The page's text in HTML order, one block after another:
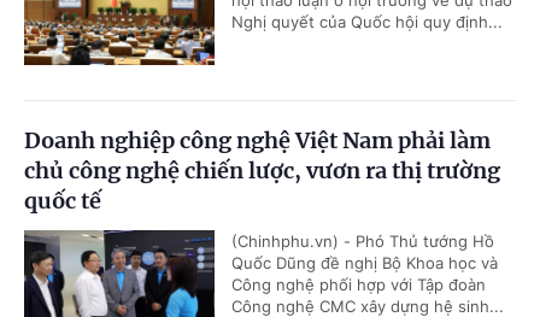
Nghị quyết của Quốc hội quy định...
Doanh nghiệp công nghệ Việt Nam phải làm
chủ công nghệ chiến lược, vươn ra thị trường
quốc tế
(Chinhphu.vn) - Phó Thủ tướng Hồ
Quốc Dũng đề nghị Bộ Khoa học và
Công nghệ phối hợp với Tập đoàn
Công nghệ CMC xây dựng hệ sinh...